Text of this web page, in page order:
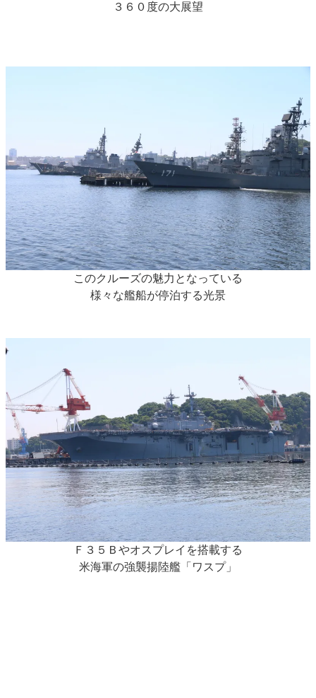
３６０度の大展望
このクルーズの魅力となっている
様々な艦船が停泊する光景
Ｆ３５Ｂやオスプレイを搭載する
米海軍の強襲揚陸艦「ワスプ」